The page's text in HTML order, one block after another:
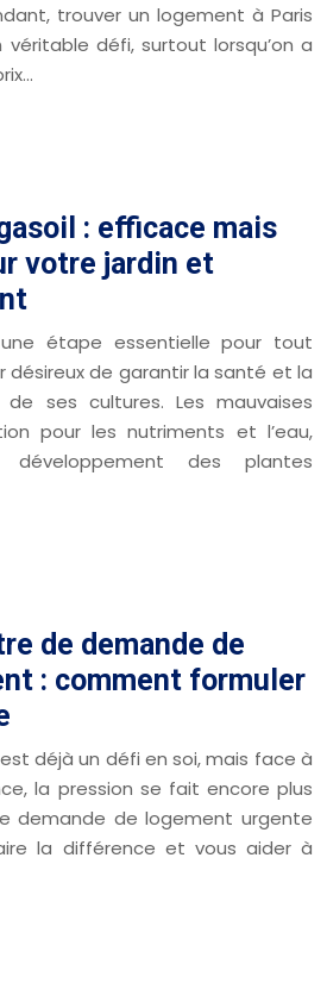
trouver un logement à Paris
véritable défi, surtout lorsqu’on a
: efficace mais
votre jardin et
étape essentielle pour tout
désireux de garantir la santé et la
ses cultures. Les mauvaises
pour les nutriments et l’eau,
des plantes
de demande de
: comment formuler
déjà un défi en soi, mais face à
la pression se fait encore plus
demande de logement urgente
la différence et vous aider à